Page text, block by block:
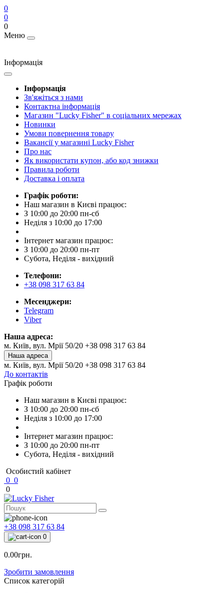
0
0
0
Меню
Інформація
Інформація
Зв'яжіться з нами
Контактна інформація
Магазин "Lucky Fisher" в соціальних мережах
Новинки
Умови повернення товару
Вакансії у магазині Lucky Fisher
Про нас
Як використати купон, або код знижки
Правила роботи
Доставка і оплата
Графік роботи:
Наш магазин в Києві працює:
З 10:00 до 20:00 пн-сб
Неділя з 10:00 до 17:00
Інтернет магазин працює:
З 10:00 до 20:00 пн-пт
Субота, Неділя - вихідний
Телефони:
+38 098 317 63 84
Месенджери:
Telegram
Viber
Наша адреса:
м. Київ, вул. Мрії 50/20 +38 098 317 63 84
Наша адреса
м. Київ, вул. Мрії 50/20 +38 098 317 63 84
До контактів
Графік роботи
Наш магазин в Києві працює:
З 10:00 до 20:00 пн-сб
Неділя з 10:00 до 17:00
Інтернет магазин працює:
З 10:00 до 20:00 пн-пт
Субота, Неділя - вихідний
Особистий кабінет
0 0
0
+38 098 317 63 84
0
0.00грн.
Зробити замовлення
Список категорій